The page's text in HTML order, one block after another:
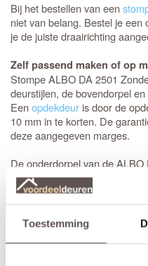
Toestemming
Bij het bestellen van een
niet van belang. Bestel je
je de juiste draairichting
Zelf passend maken of op
Stompe ALBO DA 2501
deurstijlen, de bovendorpel
Eenopdekdeur is door de
10 mm in te korten. De
deze aangegeven marges.
De onderdorpel van de
172 mm hoog inclusief de
breed. De zijstijlen en de
de profielen en de
inclusief de profielen.
Alle Albo Signature DC en